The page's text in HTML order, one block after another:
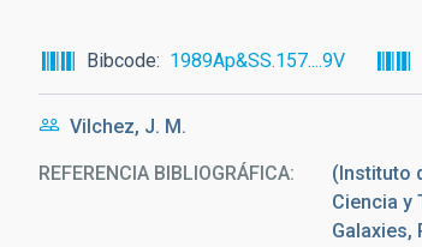
a
la
navegación
Bibcode 1989Ap&SS.157....9V
Vilchez, J. M.
REFERENCIA BIBLIOGRÁFICA
(Instituto
Ciencia y
Galaxies,